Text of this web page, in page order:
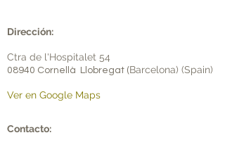
Dirección:
Ctra de l'Hospitalet 54
08940 Cornellà Llobregat (Barcelona) (Spain)
Ver en Google Maps
Contacto: